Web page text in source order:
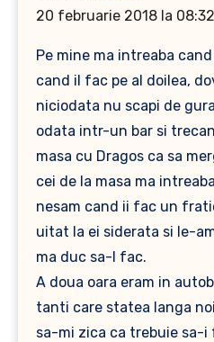
20 februarie 2018 la 08:32
Pe mine ma intreaba
cand il fac pe al doilea,
niciodata nu scapi de
odata intr-un bar si
masa cu Dragos ca sa
cei de la masa ma
nesam cand ii fac un
uitat la ei siderata si le-
ma duc sa-l fac.
A doua oara eram in
tanti care statea langa
sa-mi zica ca trebuie sa-